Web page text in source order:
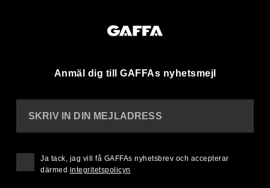
Anmäl dig till GAFFAs nyhetsmejl
SKRIV IN DIN MEJLADRESS
Ja tack, jag vill få GAFFAs nyhetsbrev och accepterar
därmed integritetspolicyn